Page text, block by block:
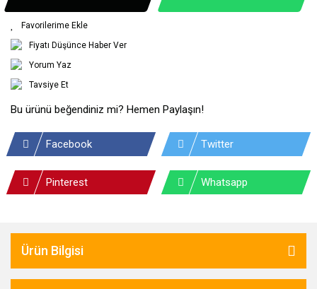
Fiyatı Düşünce Haber Ver
Yorum Yaz
Tavsiye Et
Bu ürünü beğendiniz mi? Hemen Paylaşın!
Facebook Twitter
Pinterest Whatsapp
Ürün Bilgisi